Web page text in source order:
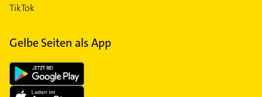
TikTok
Gelbe Seiten als App